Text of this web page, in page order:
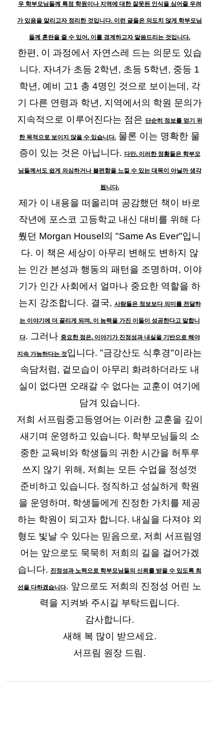
우 학부모님들께 특정 학원이나 지역에 대한 잘못된 인식을 심어줄 우려
가 있음을 알리고자 정리한 것입니다. 이런 글들은 의도치 않게 학부모님
들께 혼란을 줄 수 있어, 이를 경계하고자 말씀드리는 것입니다.
한편, 이 과정에서 자연스레 드는 의문도 있습
니다. 자녀가 초등 2학년, 초등 5학년, 중등 1
학년, 예비 고1 총 4명인 것으로 보이는데, 각
기 다른 연령과 학년, 지역에서의 학원 문의가
지속적으로 이루어진다는 점은 단순히 정보를 얻기 위
한 목적으로 보이지 않을 수 있습니다. 물론 이는 명확한 물
증이 있는 것은 아닙니다. 다만, 이러한 정황들은 학부모
님들께서도 쉽게 의심하거나 불편함을 느낄 수 있는 대목이 아닐까 생각
됩니다.
제가 이 내용을 떠올리며 공감했던 책이 바로
작년에 포스코 고등학교 내신 대비를 위해 다
뤘던 Morgan Housel의 "Same As Ever"입니
다. 이 책은 세상이 아무리 변해도 변하지 않
는 인간 본성과 행동의 패턴을 조명하며, 이야
기가 인간 사회에서 얼마나 중요한 역할을 하
는지 강조합니다. 결국, 사람들은 정보보다 의미를 전달하
는 이야기에 더 끌리게 되며, 이 능력을 가진 이들이 성공한다고 말합니
다. 그러나 중요한 점은, 이야기가 진정성과 내실을 기반으로 해야
지속 가능하다는 것입니다. "금강산도 식후경"이라는
속담처럼, 겉모습이 아무리 화려하더라도 내
실이 없다면 오래갈 수 없다는 교훈이 여기에
담겨 있습니다.
저희 서프림중고등영어는 이러한 교훈을 깊이
새기며 운영하고 있습니다. 학부모님들의 소
중한 교육비와 학생들의 귀한 시간을 허투루
쓰지 않기 위해, 저희는 모든 수업을 정성껏
준비하고 있습니다. 정직하고 성실하게 학원
을 운영하며, 학생들에게 진정한 가치를 제공
하는 학원이 되고자 합니다. 내실을 다져야 외
형도 빛날 수 있다는 믿음으로, 저희 서프림영
어는 앞으로도 묵묵히 저희의 길을 걸어가겠
습니다. 진정성과 노력으로 학부모님들의 신뢰를 받을 수 있도록 최
선을 다하겠습니다. 앞으로도 저희의 진정성 어린 노
력을 지켜봐 주시길 부탁드립니다.
감사합니다.
새해 복 많이 받으세요.
서프림 원장 드림.